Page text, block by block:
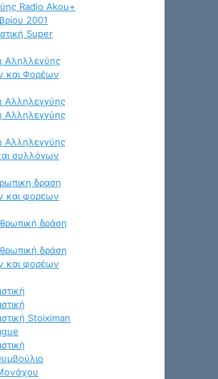
Radio Akou+
2001
Super
Αληλλεγύης
και Φορέων
Αλληλεγγύης
Αλληλεγγύης
Αλληλεγγύης
συλλόγων
δραση
και φορεων
δράση
δράση
και φορέων
Stoiximan